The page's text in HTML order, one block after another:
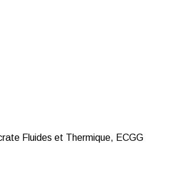
Fluides et Thermique, ECGG